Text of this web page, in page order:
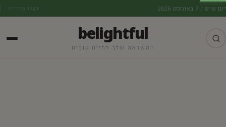
יום שישי, 7 באוגוסט 2026 עקבו אחרינו
belightful
ההשראה שלך לחיים טובים